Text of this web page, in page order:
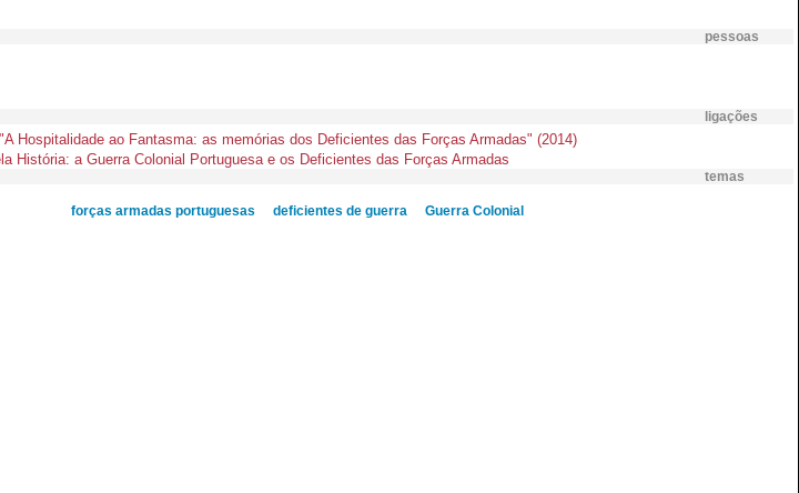
pessoas
ligações
Hospitalidade ao Fantasma: as memórias dos Deficientes das Forças Armadas" (2014)
História: a Guerra Colonial Portuguesa e os Deficientes das Forças Armadas
temas
forças armadas portuguesas deficientes de guerra Guerra Colonial